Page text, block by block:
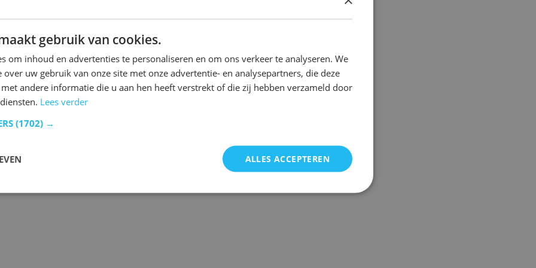
laatste gebeurtenissen.
gebruik van cookies.
om inhoud en advertenties te personaliseren en om ons verkeer te analyseren. We
uw gebruik van onze site met onze advertentie- en analysepartners, die deze
andere informatie die u aan hen heeft verstrekt of die zij hebben verzameld door
Lees verder
(1702) →
ALLES ACCEPTEREN